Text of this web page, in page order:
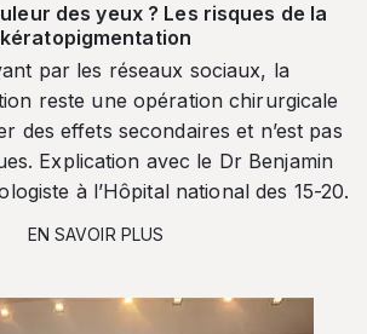
des yeux ? Les risques de la
kératopigmentation
par les réseaux sociaux, la
reste une opération chirurgicale
des effets secondaires et n’est pas
Explication avec le Dr Benjamin
à l’Hôpital national des 15-20.
EN SAVOIR PLUS